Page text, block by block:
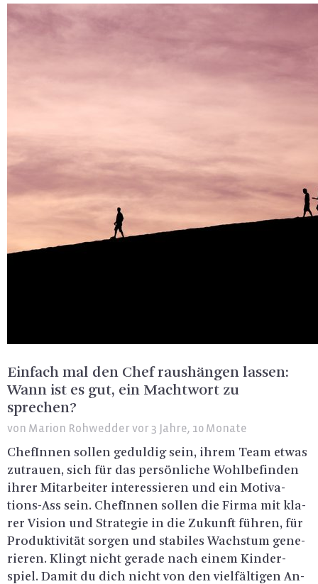
Einfach mal den Chef raushängen lassen:
Wann ist es gut, ein Machtwort zu
sprechen?
von Marion Rohwedder vor 3 Jahre, 10 Monate
Che­fIn­nen sol­len ge­dul­dig sein, ihrem Team etwas
zu­trau­en, sich für das per­sön­li­che Wohl­be­fin­den
ihrer Mit­ar­bei­ter in­ter­es­sie­ren und ein Mo­ti­va­
tions-Ass sein. Che­fIn­nen sol­len die Firma mit kla­
rer Vi­si­on und Stra­te­gie in die Zu­kunft füh­ren, für
Pro­duk­ti­vi­tät sor­gen und sta­bi­les Wachs­tum ge­ne­
rie­ren. Klingt nicht ge­ra­de nach einem Kin­der­
spiel. Damit du dich nicht von den viel­fäl­ti­gen An­